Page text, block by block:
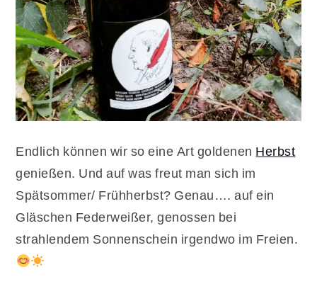
Endlich können wir so eine Art goldenen Herbst
genießen. Und auf was freut man sich im
Spätsommer/ Frühherbst? Genau…. auf ein
Gläschen Federweißer, genossen bei
strahlendem Sonnenschein irgendwo im Freien.